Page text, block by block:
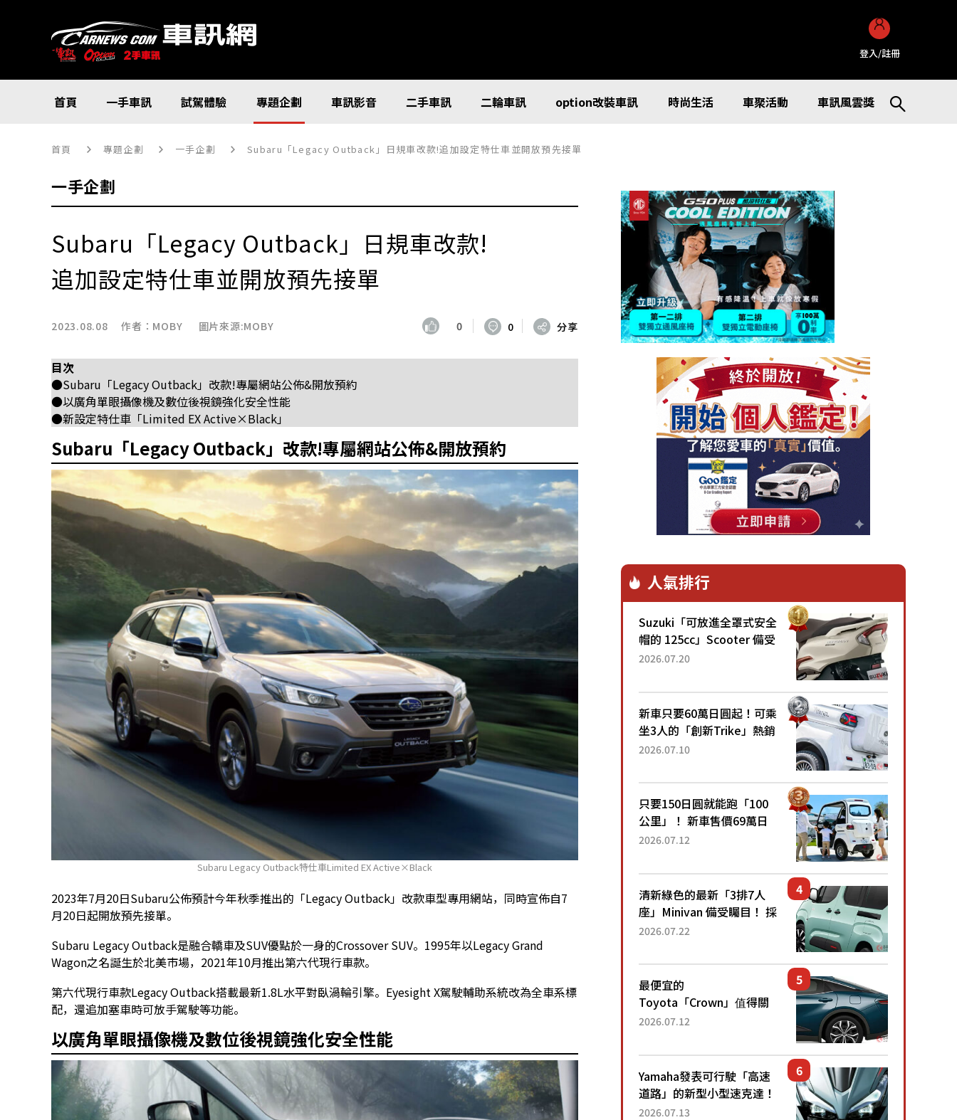
登入/註冊
首頁 一手車訊 試駕體驗 專題企劃 車訊影音 二手車訊 二輪車訊 option改裝車訊 時尚生活 車聚活動 車訊風雲獎
首頁 專題企劃 一手企劃 Subaru「Legacy Outback」日規車改款!追加設定特仕車並開放預先接單
一手企劃
Subaru「Legacy Outback」日規車改款!
追加設定特仕車並開放預先接單
2023.08.08 作者： MOBY 圖片來源:MOBY 0 0 分享
目次
●Subaru「Legacy Outback」改款!專屬網站公佈&開放預約
●以廣角單眼攝像機及數位後視鏡強化安全性能
●新設定特仕車「Limited EX Active×Black」
Subaru「Legacy Outback」改款!專屬網站公佈&開放預約
Subaru Legacy Outback特仕車Limited EX Active×Black
2023年7月20日Subaru公佈預計今年秋季推出的「Legacy Outback」改款車型專用網站，同時宣佈自7
月20日起開放預先接單。
Subaru Legacy Outback是融合轎車及SUV優點於一身的Crossover SUV。1995年以Legacy Grand
Wagon之名誕生於北美市場，2021年10月推出第六代現行車款。
第六代現行車款Legacy Outback搭載最新1.8L水平對臥渦輪引擎。Eyesight X駕駛輔助系統改為全車系標
配，還追加塞車時可放手駕駛等功能。
以廣角單眼攝像機及數位後視鏡強化安全性能
人氣排行
Suzuki「可放進全罩式安全
帽的 125cc」Scooter 備受
矚目！採用全新流線設計與
已陸續開始出口的新款
「B...
2026.07.20
新車只要60萬日圓起！可乘
坐3人的「創新Trike」熱銷
大賣成為人氣車款！「養車
日圓就能跑100公里」「小
朋友坐得...
2026.07.10
只要150日圓就能跑「100
公里」！ 新車售價69萬日
圓的「3人座」Trike大受歡
為何能迅速熱賣？
2026.07.12
清新綠色的最新「3排7人
座」Minivan 備受矚目！ 採
用全長4.7公尺剛剛好的車
還推出467萬元日圓起的5
人座版...
2026.07.22
最便宜的
Toyota「Crown」值得關
注！ 搭載4WD、每公升
眼！ 配備豐富、超越售價
水準，堪稱高CP值代表的
「...
2026.07.12
Yamaha發表可行駛「高速
道路」的新型小型速克達！
搭載能享受超強勁「渦輪
2026.07.13